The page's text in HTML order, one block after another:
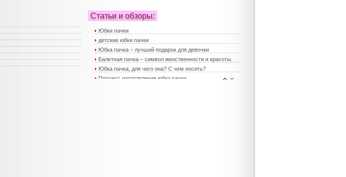
Статьи и обзоры:
Юбки пачки
детские юбки пачки
Юбка пачка – лучший подарок для девочки
Балетная пачка – символ женственности и красоты.
Юбка пачка, для чего она? С чем носить?
Процесс изготовления юбки пачки